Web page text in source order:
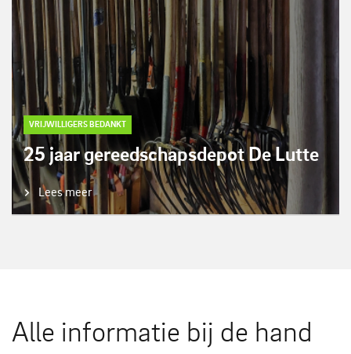
VRIJWILLIGERS BEDANKT
25 jaar gereedschapsdepot De Lutte
Lees meer
Alle informatie bij de hand